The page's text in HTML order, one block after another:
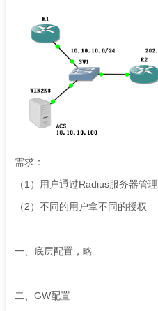
需求：
（1）用户通过Radius服务器管理
（2）不同的用户拿不同的授权
一、底层配置，略
二、GW配置